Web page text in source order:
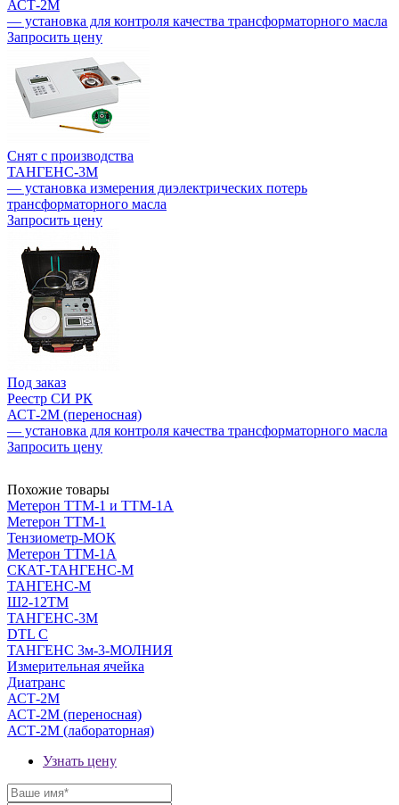
АСТ-2М
— установка для контроля качества трансформаторного масла
Запросить цену
Снят с производства
ТАНГЕНС-3М
— установка измерения диэлектрических потерь
трансформаторного масла
Запросить цену
Под заказ
Реестр СИ РК
АСТ-2М (переносная)
— установка для контроля качества трансформаторного масла
Запросить цену
Похожие товары
Метерон ТТМ-1 и ТТМ-1А
Метерон ТТМ-1
Тензиометр-МОК
Метерон ТТМ-1А
СКАТ-ТАНГЕНС-М
ТАНГЕНС-М
Ш2-12ТМ
ТАНГЕНС-3М
DTL C
ТАНГЕНС 3м-3-МОЛНИЯ
Измерительная ячейка
Диатранс
АСТ-2М
АСТ-2М (переносная)
АСТ-2М (лабораторная)
Узнать цену